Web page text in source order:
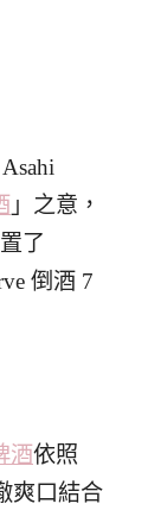
」之意，
了
倒酒 7
酒依照
爽口結合